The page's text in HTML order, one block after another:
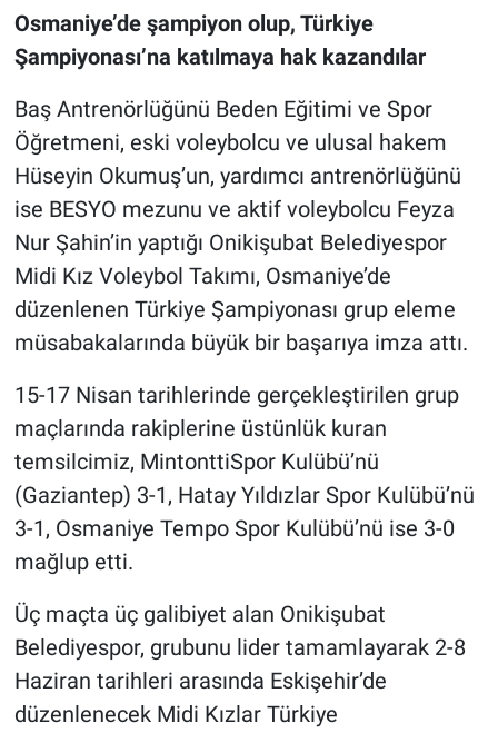
Osmaniye’de şampiyon olup, Türkiye
Şampiyonası’na katılmaya hak kazandılar
Baş Antrenörlüğünü Beden Eğitimi ve Spor
Öğretmeni, eski voleybolcu ve ulusal hakem
Hüseyin Okumuş’un, yardımcı antrenörlüğünü
ise BESYO mezunu ve aktif voleybolcu Feyza
Nur Şahin’in yaptığı Onikişubat Belediyespor
Midi Kız Voleybol Takımı, Osmaniye’de
düzenlenen Türkiye Şampiyonası grup eleme
müsabakalarında büyük bir başarıya imza attı.
15-17 Nisan tarihlerinde gerçekleştirilen grup
maçlarında rakiplerine üstünlük kuran
temsilcimiz, MintonttiSpor Kulübü’nü
(Gaziantep) 3-1, Hatay Yıldızlar Spor Kulübü’nü
3-1, Osmaniye Tempo Spor Kulübü’nü ise 3-0
mağlup etti.
Üç maçta üç galibiyet alan Onikişubat
Belediyespor, grubunu lider tamamlayarak 2-8
Haziran tarihleri arasında Eskişehir’de
düzenlenecek Midi Kızlar Türkiye